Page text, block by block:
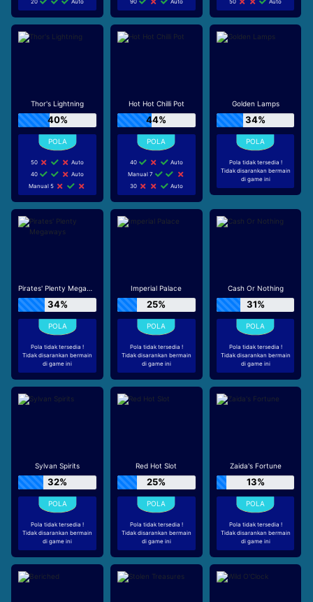
Thor's Lightning
40%
50
Auto
40
Auto
Manual 5
Hot Hot Chilli Pot
44%
40
Auto
Manual 7
30
Auto
Golden Lamps
34%
Pola tidak tersedia !
Tidak disarankan bermain
di game ini
Pirates' Plenty Megaways
34%
Pola tidak tersedia !
Tidak disarankan bermain
di game ini
Imperial Palace
25%
Pola tidak tersedia !
Tidak disarankan bermain
di game ini
Cash Or Nothing
31%
Pola tidak tersedia !
Tidak disarankan bermain
di game ini
Sylvan Spirits
32%
Pola tidak tersedia !
Tidak disarankan bermain
di game ini
Red Hot Slot
25%
Pola tidak tersedia !
Tidak disarankan bermain
di game ini
Zaida's Fortune
13%
Pola tidak tersedia !
Tidak disarankan bermain
di game ini